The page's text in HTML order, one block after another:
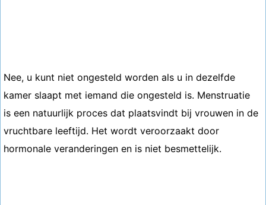
Nee, u kunt niet ongesteld worden als u in dezelfde
kamer slaapt met iemand die ongesteld is. Menstruatie
is een natuurlijk proces dat plaatsvindt bij vrouwen in de
vruchtbare leeftijd. Het wordt veroorzaakt door
hormonale veranderingen en is niet besmettelijk.